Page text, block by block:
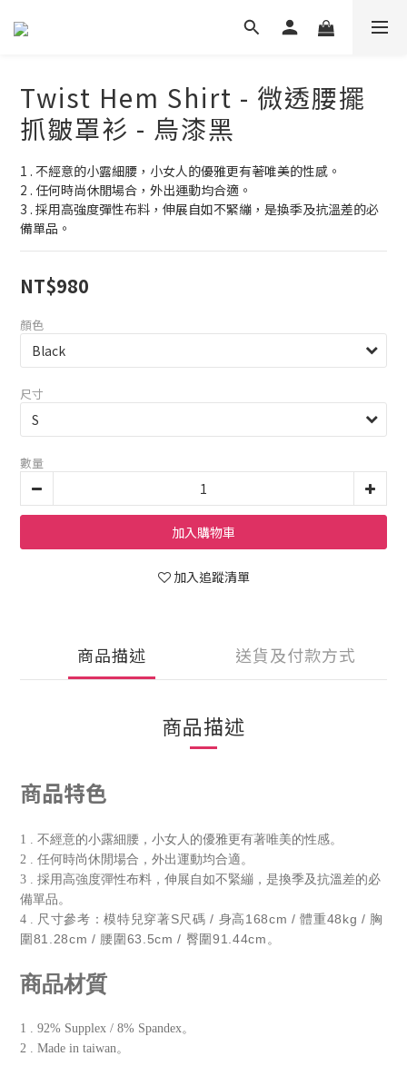
Twist Hem Shirt - 微透腰擺
抓皺罩衫 - 烏漆黑
1 . 不經意的小露細腰，小女人的優雅更有著唯美的性感。
2 . 任何時尚休閒場合，外出運動均合適。
3 . 採用高強度彈性布料，伸展自如不緊繃，是換季及抗溫差的必
備單品。
NT$980
顏色
尺寸
數量
加入購物車
加入追蹤清單
商品描述 送貨及付款方式
商品描述
商品特色
1 . 不經意的小露細腰，小女人的優雅更有著唯美的性感。
2 . 任何時尚休閒場合，外出運動均合適。
3 . 採用高強度彈性布料，伸展自如不緊繃，是換季及抗溫差的必
備單品。
4 . 尺寸參考：模特兒穿著S尺碼 / 身高168cm / 體重48kg / 胸
圍81.28cm / 腰圍63.5cm / 臀圍91.44cm。
商品材質
1 . 92% Supplex / 8% Spandex。
2 . Made in taiwan。